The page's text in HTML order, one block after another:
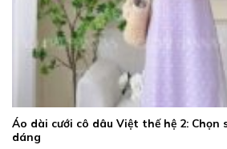
Áo dài cưới cô dâu Việt thế hệ 2: Chọn
dáng